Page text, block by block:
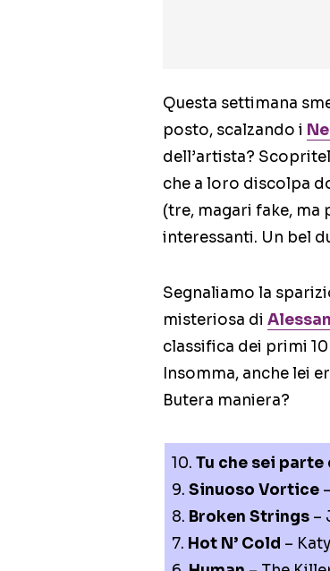
Questa settimana
posto, scalzando i
dell’artista?
che a loro discolpa
(tre, magari fake, ma
interessanti. Un bel
Segnaliamo la
misteriosa di
classifica dei primi
Insomma, anche lei
Butera maniera?
10. Tu che sei parte
9. Sinuoso Vortice
8. Broken Strings –
7. Hot N’ Cold –